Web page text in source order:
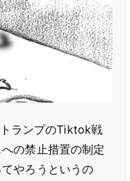
ランプのTiktok戦
の禁止措置の制定
やろうというの